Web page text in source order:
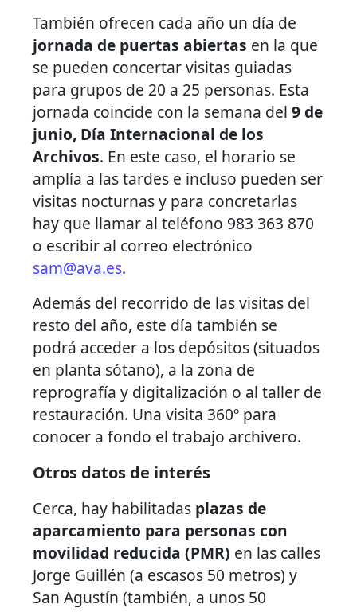
También ofrecen cada año un día de
jornada de puertas abiertas en la que
se pueden concertar visitas guiadas
para grupos de 20 a 25 personas. Esta
jornada coincide con la semana del 9 de
junio, Día Internacional de los
Archivos. En este caso, el horario se
amplía a las tardes e incluso pueden ser
visitas nocturnas y para concretarlas
hay que llamar al teléfono 983 363 870
o escribir al correo electrónico
sam@ava.es.
Además del recorrido de las visitas del
resto del año, este día también se
podrá acceder a los depósitos (situados
en planta sótano), a la zona de
reprografía y digitalización o al taller de
restauración. Una visita 360º para
conocer a fondo el trabajo archivero.
Otros datos de interés
Cerca, hay habilitadas plazas de
aparcamiento para personas con
movilidad reducida (PMR) en las calles
Jorge Guillén (a escasos 50 metros) y
San Agustín (también, a unos 50